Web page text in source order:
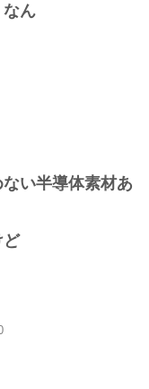
なん
い半導体素材あ
ど